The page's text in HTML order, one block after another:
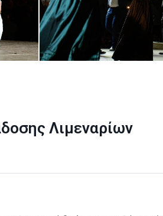
Λιμεναρίων